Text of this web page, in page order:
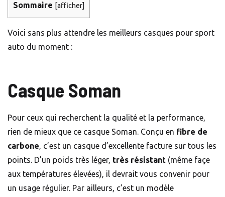
Sommaire [afficher]
Voici sans plus attendre les meilleurs casques pour sport
auto du moment :
Casque Soman
Pour ceux qui recherchent la qualité et la performance,
rien de mieux que ce casque Soman. Conçu en fibre de
carbone, c’est un casque d’excellente facture sur tous les
points. D’un poids très léger, très résistant (même façe
aux températures élevées), il devrait vous convenir pour
un usage régulier. Par ailleurs, c’est un modèle